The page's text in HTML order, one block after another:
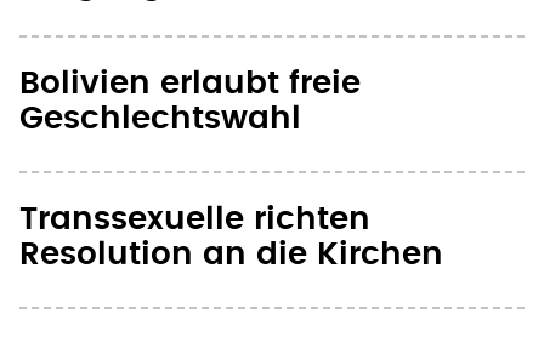
Bolivien erlaubt freie
Geschlechtswahl
Transsexuelle richten
Resolution an die Kirchen